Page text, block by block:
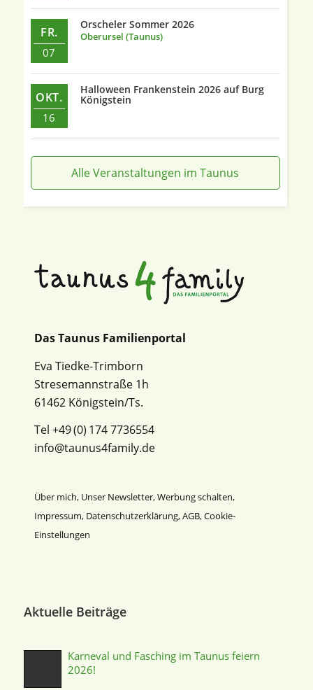
FR.
07
Orscheler Sommer 2026
Oberursel (Taunus)
OKT.
16
Halloween Frankenstein 2026 auf Burg
Königstein
Alle Veranstaltungen im Taunus
Das Taunus Familienportal
Eva Tiedke-Trimborn
Stresemannstraße 1h
61462 Königstein/Ts.
Tel +49 (0) 174 7736554
info@taunus4family.de
Über mich, Unser Newsletter,Werbung schalten,
Impressum, Datenschutz­erklärung,AGB,Cookie-
Einstellungen
Aktuelle Beiträge
Karneval und Fasching im Taunus feiern
2026!